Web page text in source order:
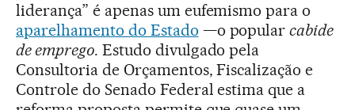
liderança” é apenas um eufemismo para o
aparelhamento do Estado —o popularcabide
de emprego. Estudo divulgado pela
Consultoria de Orçamentos, Fiscalização e
Controle do Senado Federal estima que a